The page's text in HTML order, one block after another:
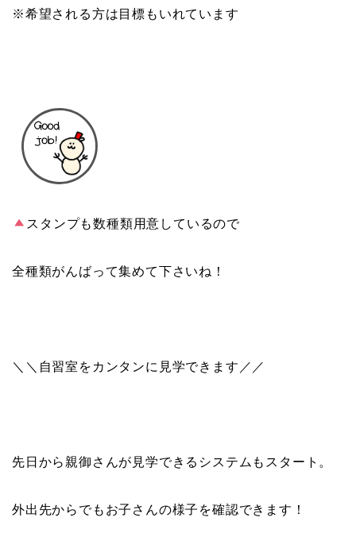
※希望される方は目標もいれています
スタンプも数種類用意しているので
全種類がんばって集めて下さいね！
＼＼自習室をカンタンに見学できます／／
先日から親御さんが見学できるシステムもスタート。
外出先からでもお子さんの様子を確認できます！